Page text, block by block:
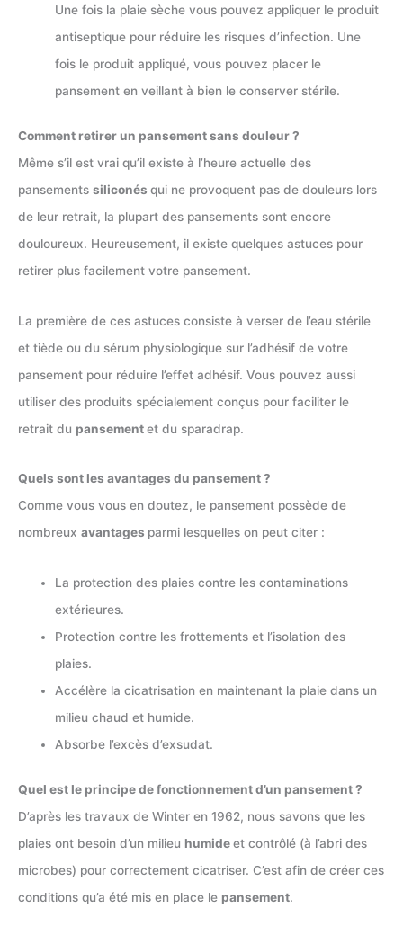
Une fois la plaie sèche vous pouvez appliquer le produit
antiseptique pour réduire les risques d’infection. Une
fois le produit appliqué, vous pouvez placer le
pansement en veillant à bien le conserver stérile.
Comment retirer un pansement sans douleur ?
Même s’il est vrai qu’il existe à l’heure actuelle des
pansements siliconés qui ne provoquent pas de douleurs lors
de leur retrait, la plupart des pansements sont encore
douloureux. Heureusement, il existe quelques astuces pour
retirer plus facilement votre pansement.
La première de ces astuces consiste à verser de l’eau stérile
et tiède ou du sérum physiologique sur l’adhésif de votre
pansement pour réduire l’effet adhésif. Vous pouvez aussi
utiliser des produits spécialement conçus pour faciliter le
retrait du pansementet du sparadrap.
Quels sont les avantages du pansement ?
Comme vous vous en doutez, le pansement possède de
nombreux avantages parmi lesquelles on peut citer :
La protection des plaies contre les contaminations
extérieures.
Protection contre les frottements et l’isolation des
plaies.
Accélère la cicatrisation en maintenant la plaie dans un
milieu chaud et humide.
Absorbe l’excès d’exsudat.
Quel est le principe de fonctionnement d’un pansement ?
D’après les travaux de Winter en 1962, nous savons que les
plaies ont besoin d’un milieu humideet contrôlé (à l’abri des
microbes) pour correctement cicatriser. C’est afin de créer ces
conditions qu’a été mis en place le pansement.